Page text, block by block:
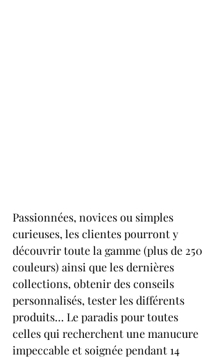
Passionnées, novices ou simples
curieuses, les clientes pourront y
découvrir toute la gamme (plus de 250
couleurs) ainsi que les dernières
collections, obtenir des conseils
personnalisés, tester les différents
produits… Le paradis pour toutes
celles qui recherchent une manucure
impeccable et soignée pendant 14